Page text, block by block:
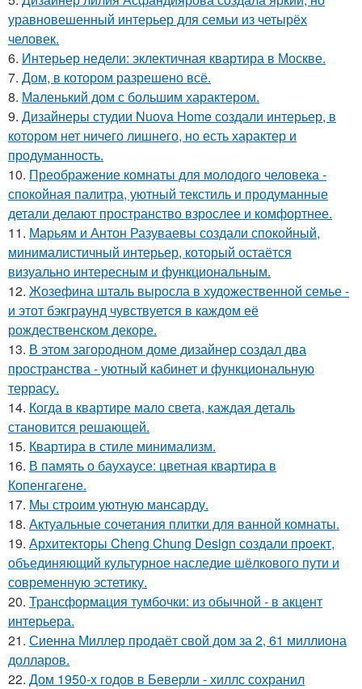
уравновешенный интерьер для семьи из четырёх
человек.
6. Интерьер недели: эклектичная квартира в Москве.
7. Дом, в котором разрешено всё.
8. Маленький дом с большим характером.
9. Дизайнеры студии Nuova Home создали интерьер, в
котором нет ничего лишнего, но есть характер и
продуманность.
10. Преображение комнаты для молодого человека -
спокойная палитра, уютный текстиль и продуманные
детали делают пространство взрослее и комфортнее.
11. Марьям и Антон Разуваевы создали спокойный,
минималистичный интерьер, который остаётся
визуально интересным и функциональным.
12. Жозефина шталь выросла в художественной семье -
и этот бэкграунд чувствуется в каждом её
рождественском декоре.
13. В этом загородном доме дизайнер создал два
пространства - уютный кабинет и функциональную
террасу.
14. Когда в квартире мало света, каждая деталь
становится решающей.
15. Квартира в стиле минимализм.
16. В память о баухаусе: цветная квартира в
Копенгагене.
17. Мы строим уютную мансарду.
18. Актуальные сочетания плитки для ванной комнаты.
19. Архитекторы Cheng Chung Design создали проект,
объединяющий культурное наследие шёлкового пути и
современную эстетику.
20. Трансформация тумбочки: из обычной - в акцент
интерьера.
21. Сиенна Миллер продаёт свой дом за 2, 61 миллиона
долларов.
22. Дом 1950-х годов в Беверли - хиллс сохранил